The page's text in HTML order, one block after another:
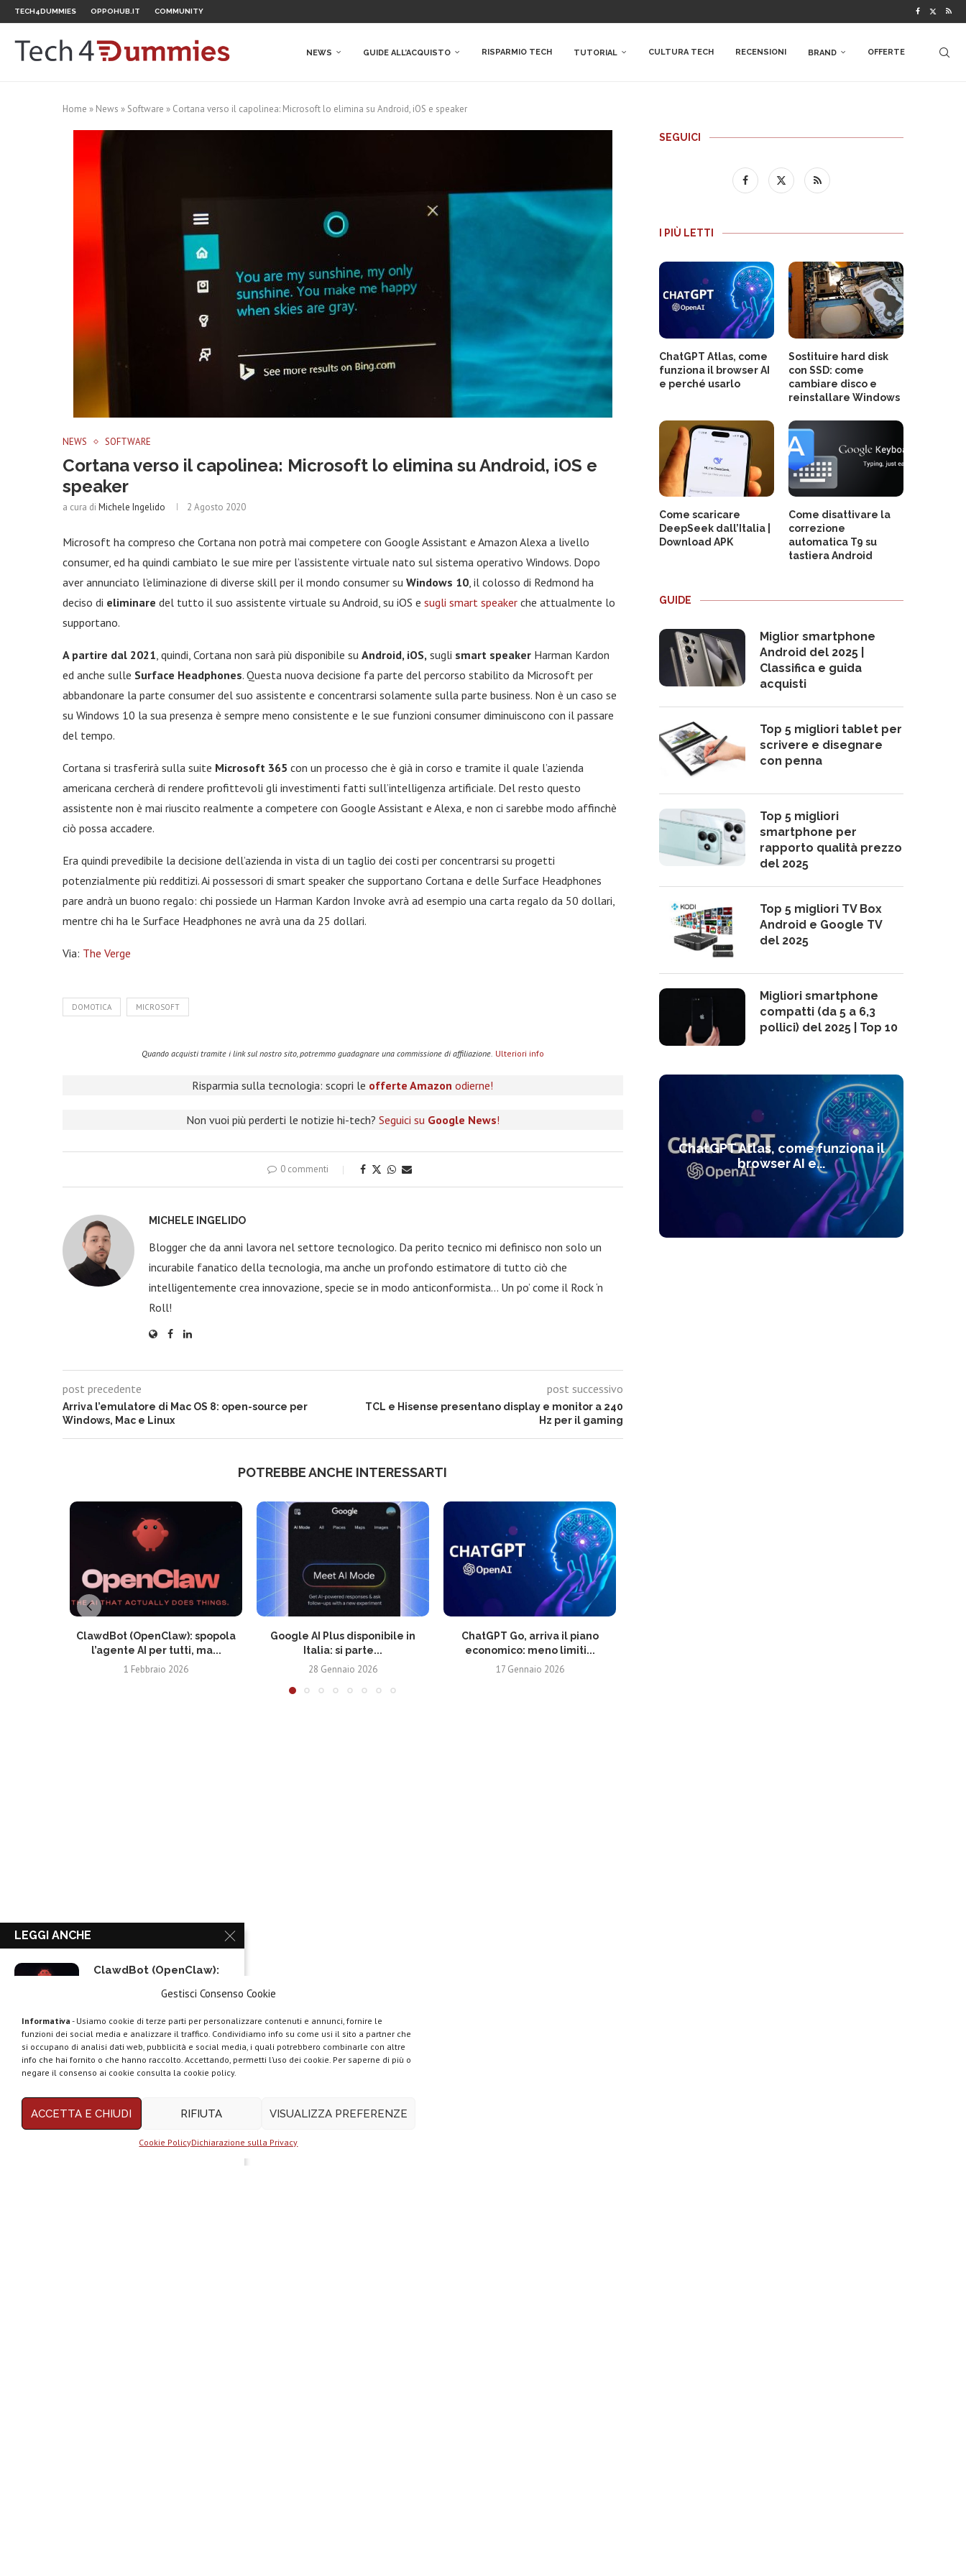
Gestisci Consenso Cookie
Informativa - Usiamo cookie di terze parti per personalizzare contenuti e annunci, fornire le
funzioni dei social media e analizzare il traffico. Condividiamo info su come usi il sito a partner che
si occupano di analisi dati web, pubblicità e social media, i quali potrebbero combinarle con altre
info che hai fornito o che hanno raccolto. Accettando, permetti l’uso dei cookie. Per saperne di più o
negare il consenso ai cookie consulta la cookie policy.
ACCETTA E CHIUDI RIFIUTA VISUALIZZA PREFERENZE
Cookie PolicyDichiarazione sulla Privacy
TECH4DUMMIES OPPOHUB.IT COMMUNITY
NEWS GUIDE ALL’ACQUISTO RISPARMIO TECH TUTORIAL CULTURA TECH RECENSIONI BRAND OFFERTE
Home » News » Software » Cortana verso il capolinea: Microsoft lo elimina su Android, iOS e speaker
NEWS SOFTWARE
Cortana verso il capolinea: Microsoft lo elimina su Android, iOS e
speaker
a cura di Michele Ingelido 2 Agosto 2020
Microsoft ha compreso che Cortana non potrà mai competere con Google Assistant e Amazon Alexa a livello
consumer, ed ha quindi cambiato le sue mire per l’assistente virtuale nato sul sistema operativo Windows. Dopo
aver annunciato l’eliminazione di diverse skill per il mondo consumer su Windows 10, il colosso di Redmond ha
deciso di eliminare del tutto il suo assistente virtuale su Android, su iOS e sugli smart speaker che attualmente lo
supportano.
A partire dal 2021, quindi, Cortana non sarà più disponibile su Android, iOS, sugli smart speaker Harman Kardon
ed anche sulle Surface Headphones. Questa nuova decisione fa parte del percorso stabilito da Microsoft per
abbandonare la parte consumer del suo assistente e concentrarsi solamente sulla parte business. Non è un caso se
su Windows 10 la sua presenza è sempre meno consistente e le sue funzioni consumer diminuiscono con il passare
del tempo.
Cortana si trasferirà sulla suite Microsoft 365 con un processo che è già in corso e tramite il quale l’azienda
americana cercherà di rendere profittevoli gli investimenti fatti sull’intelligenza artificiale. Del resto questo
assistente non è mai riuscito realmente a competere con Google Assistant e Alexa, e non ci sarebbe modo affinchè
ciò possa accadere.
Era quindi prevedibile la decisione dell’azienda in vista di un taglio dei costi per concentrarsi su progetti
potenzialmente più redditizi. Ai possessori di smart speaker che supportano Cortana e delle Surface Headphones
pare andrà un buono regalo: chi possiede un Harman Kardon Invoke avrà ad esempio una carta regalo da 50 dollari,
mentre chi ha le Surface Headphones ne avrà una da 25 dollari.
Via: The Verge
DOMOTICA MICROSOFT
Quando acquisti tramite i link sul nostro sito, potremmo guadagnare una commissione di affiliazione. Ulteriori info
Risparmia sulla tecnologia: scopri le offerte Amazon odierne!
Non vuoi più perderti le notizie hi-tech? Seguici su Google News!
0 commenti
MICHELE INGELIDO
Blogger che da anni lavora nel settore tecnologico. Da perito tecnico mi definisco non solo un
incurabile fanatico della tecnologia, ma anche un profondo estimatore di tutto ciò che
intelligentemente crea innovazione, specie se in modo anticonformista… Un po’ come il Rock ‘n
Roll!
post precedente
Arriva l’emulatore di Mac OS 8: open-source per
Windows, Mac e Linux
post successivo
TCL e Hisense presentano display e monitor a 240
Hz per il gaming
POTREBBE ANCHE INTERESSARTI
ClawdBot (OpenClaw): spopola
l’agente AI per tutti, ma...
1 Febbraio 2026
Google AI Plus disponibile in
Italia: si parte...
28 Gennaio 2026
ChatGPT Go, arriva il piano
economico: meno limiti...
17 Gennaio 2026
SEGUICI
I PIÙ LETTI
ChatGPT Atlas, come
funziona il browser AI
e perché usarlo
Sostituire hard disk
con SSD: come
cambiare disco e
reinstallare Windows
Come scaricare
DeepSeek dall’Italia |
Download APK
Come disattivare la
correzione
automatica T9 su
tastiera Android
GUIDE
Miglior smartphone
Android del 2025 |
Classifica e guida
acquisti
Top 5 migliori tablet per
scrivere e disegnare
con penna
Top 5 migliori
smartphone per
rapporto qualità prezzo
del 2025
Top 5 migliori TV Box
Android e Google TV
del 2025
Migliori smartphone
compatti (da 5 a 6,3
pollici) del 2025 | Top 10
ChatGPT Atlas, come funziona il
browser AI e...
LEGGI ANCHE
ClawdBot (OpenClaw):
Google AI Plus
disponibile in Italia:...
ChatGPT Go, arriva il
piano economico:...